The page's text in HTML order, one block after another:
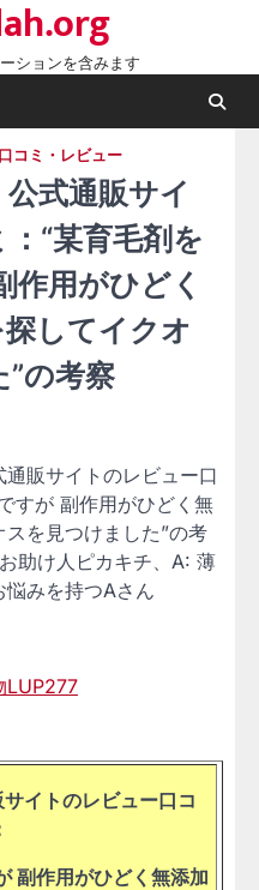
ションを含みます
コミ・レビュー
式通販サイ
“某育毛剤を
作用がひどく
してイクオ
の考察
販サイトのレビュー口
すが 副作用がひどく無
を見つけました”の考
助け人ピカキチ、A: 薄
みを持つAさん
イトのレビュー口コ
副作用がひどく無添加